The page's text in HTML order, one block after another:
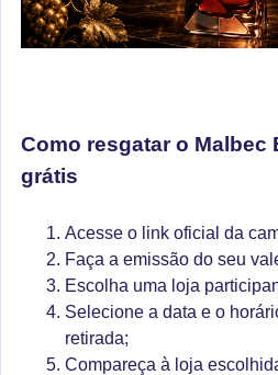
Como resgatar o Malbec
grátis
Acesse o link oficial da
Faça a emissão do seu
Escolha uma loja
Selecione a data e o
retirada;
Compareça à loja